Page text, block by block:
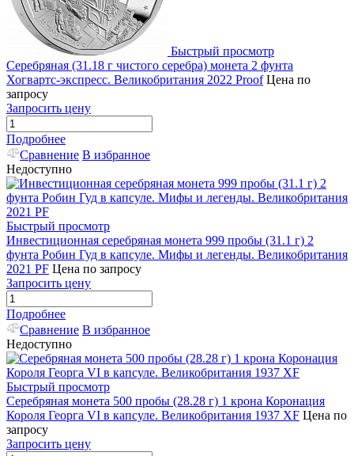
Быстрый просмотр
Серебряная (31.18 г чистого серебра) монета 2 фунта
Хогвартс-экспресс. Великобритания 2022 Proof Цена по
запросу
Запросить цену
Подробнее
Сравнение В избранное
Недоступно
Быстрый просмотр
Инвестиционная серебряная монета 999 пробы (31.1 г) 2
фунта Робин Гуд в капсуле. Мифы и легенды. Великобритания
2021 PF Цена по запросу
Запросить цену
Подробнее
Сравнение В избранное
Недоступно
Быстрый просмотр
Серебряная монета 500 пробы (28.28 г) 1 крона Коронация
Короля Георга VI в капсуле. Великобритания 1937 XF Цена по
запросу
Запросить цену